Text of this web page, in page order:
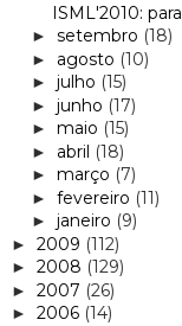
ISML'2010:
► setembro (18)
► agosto (10)
► julho (15)
► junho (17)
► maio (15)
► abril (18)
► março (7)
► fevereiro (11)
► janeiro (9)
► 2009 (112)
► 2008 (129)
► 2007 (26)
► 2006 (14)